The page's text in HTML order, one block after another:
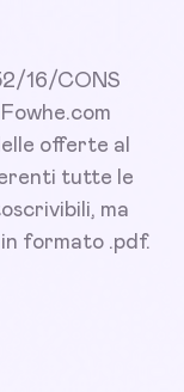
16/CONS
offerte al
tutte le
ma
formato .pdf.